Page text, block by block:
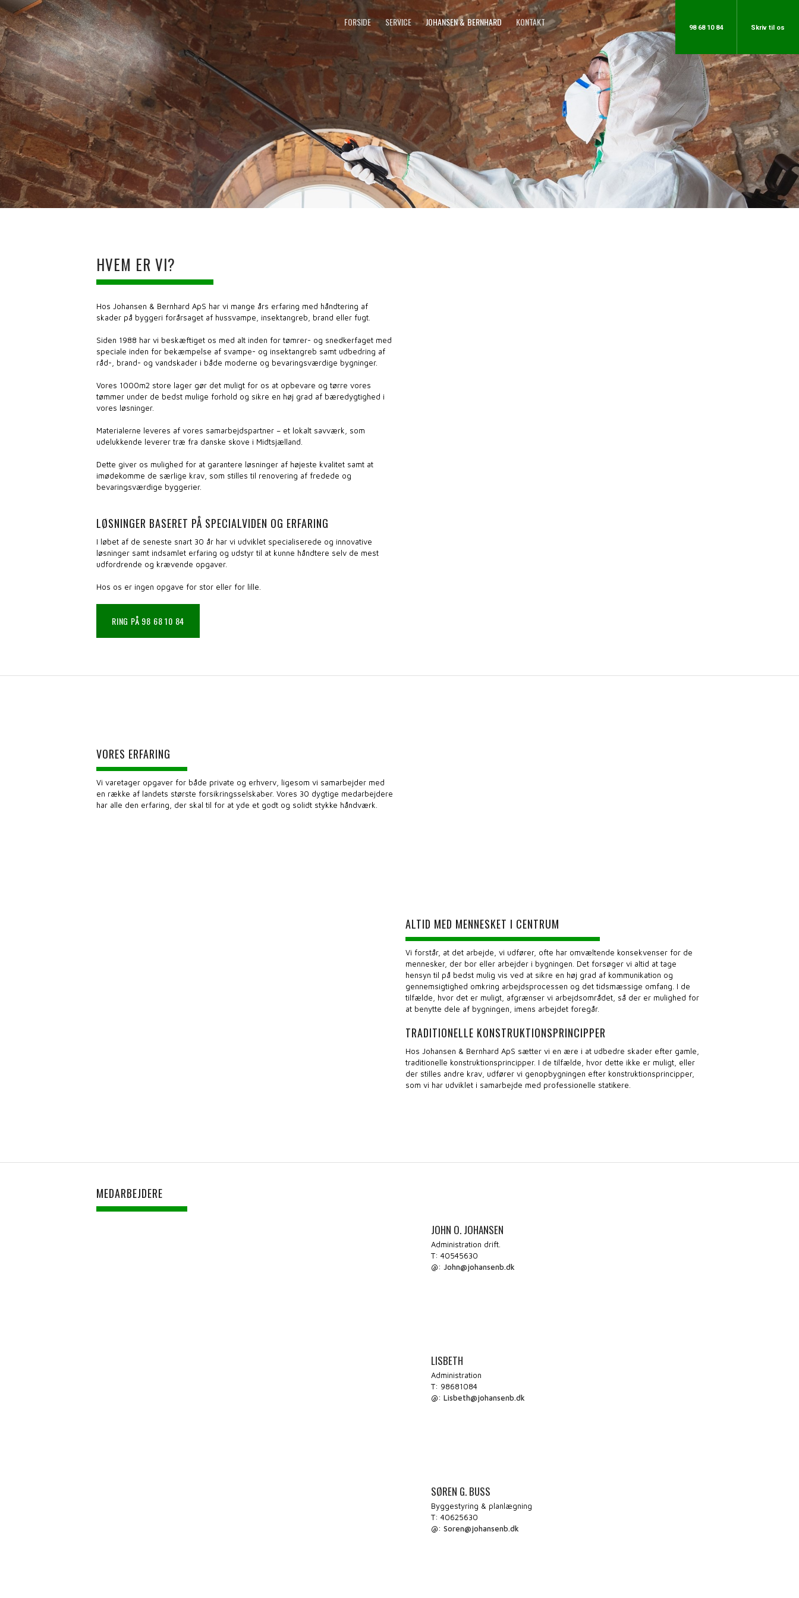
FORSIDE SERVICE JOHANSEN & BERNHARD KONTAKT 98 68 10 84 ​Skriv til os
HVEM ER VI?
Hos Johansen & Bernhard ApS har vi mange års erfaring med håndtering af
skader på byggeri forårsaget af hussvampe, insektangreb, brand eller fugt.
Siden 1988 har vi beskæftiget os med alt inden for tømrer- og snedkerfaget med
speciale inden for bekæmpelse af svampe- og insektangreb samt udbedring af
råd-, brand- og vandskader i både moderne og bevaringsværdige bygninger.
Vores 1000m2 store lager gør det muligt for os at opbevare og tørre vores
tømmer under de bedst mulige forhold og sikre en høj grad af bæredygtighed i
vores løsninger.
Materialerne leveres af vores samarbejdspartner – et lokalt savværk, som
udelukkende leverer træ fra danske skove i Midtsjælland.​
Dette giver os mulighed for at garantere løsninger af højeste kvalitet samt at
imødekomme de særlige krav, som stilles til renovering af fredede og
bevaringsværdige byggerier.​
LØSNINGER BASERET PÅ SPECIALVIDEN OG ERFARING
I løbet af de seneste snart 30 år har vi udviklet specialiserede og innovative
løsninger samt indsamlet erfaring og udstyr til at kunne håndtere selv de mest
udfordrende og krævende opgaver.
Hos os er ingen opgave for stor eller for lille.
RING PÅ 98 68 10 84
VORES ERFARING
Vi varetager opgaver for både private og erhverv, ligesom vi samarbejder med
en række af landets største forsikringsselskaber. Vores 30 dygtige medarbejdere
har alle den erfaring, der skal til for at yde et godt og solidt stykke håndværk.
ALTID MED MENNESKET I CENTRUM
Vi forstår, at det arbejde, vi udfører, ofte har omvæltende konsekvenser for de
mennesker, der bor eller arbejder i bygningen. Det forsøger vi altid at tage
hensyn til på bedst mulig vis ved at sikre en høj grad af kommunikation og
gennemsigtighed omkring arbejdsprocessen og det tidsmæssige omfang. I de
tilfælde, hvor det er muligt, afgrænser vi arbejdsområdet, så der er mulighed for
at benytte dele af bygningen, imens arbejdet foregår.
TRADITIONELLE KONSTRUKTIONSPRINCIPPER
Hos Johansen & Bernhard ApS sætter vi en ære i at udbedre skader efter gamle,
traditionelle konstruktionsprincipper. I de tilfælde, hvor dette ikke er muligt, eller
der stilles andre krav, udfører vi genopbygningen efter konstruktionsprincipper,
som vi har udviklet i samarbejde med professionelle statikere.​
MEDARBEJDERE​
​JOHN O. JOHANSEN
Administration drift.
T: 40545630
@:John@johansenb.dk
LISBETH
Administration
T: 98681084
@:Lisbeth@johansenb.dk
​SØREN G. BUSS
Byggestyring & planlægning
T: 40625630
@:Soren@johansenb.dk